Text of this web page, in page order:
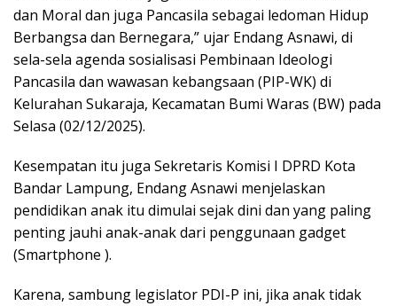
dan Moral dan juga Pancasila sebagai ledoman Hidup
Berbangsa dan Bernegara,” ujar Endang Asnawi, di
sela-sela agenda sosialisasi Pembinaan Ideologi
Pancasila dan wawasan kebangsaan (PIP-WK) di
Kelurahan Sukaraja, Kecamatan Bumi Waras (BW) pada
Selasa (02/12/2025).
Kesempatan itu juga Sekretaris Komisi I DPRD Kota
Bandar Lampung, Endang Asnawi menjelaskan
pendidikan anak itu dimulai sejak dini dan yang paling
penting jauhi anak-anak dari penggunaan gadget
(Smartphone ).
Karena, sambung legislator PDI-P ini, jika anak tidak